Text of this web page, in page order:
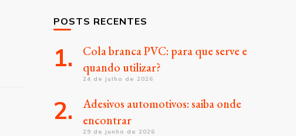
POSTS RECENTES
Cola branca PVC: para que serve e
quando utilizar?
24 de julho de 2026
Adesivos automotivos: saiba onde
encontrar
29 de junho de 2026